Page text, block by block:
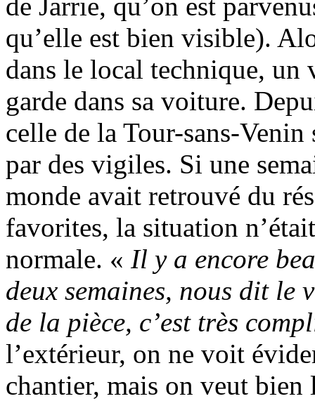
qu’elle est bien visible).
dans le local technique,
garde dans sa voiture.
celle de la Tour-sans-
par des vigiles. Si une
monde avait retrouvé du
favorites, la situation
normale. « Il y a encore
deux semaines, nous dit le
de la pièce, c’est très
l’extérieur, on ne voit
chantier, mais on veut bien